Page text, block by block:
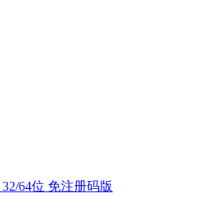
64位 免注册码版